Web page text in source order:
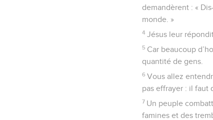
demandèrent : «
monde. »
4 Jésus leur
5 Car beaucoup
quantité de gens.
6 Vous allez
pas effrayer : il faut
7 Un peuple
famines et des